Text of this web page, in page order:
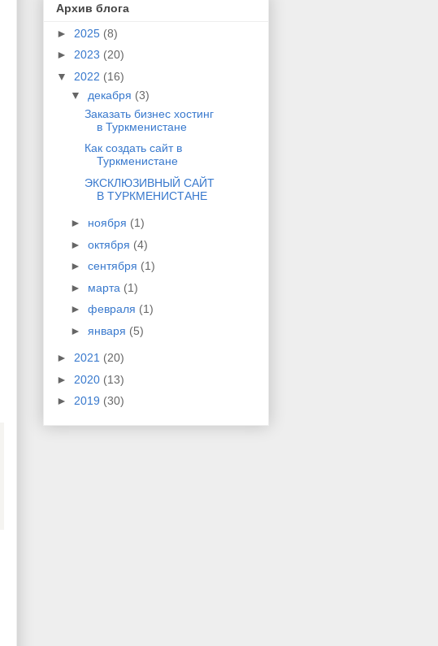
Архив блога
► 2025 (8)
► 2023 (20)
▼ 2022 (16)
▼ декабря (3)
Заказать бизнес хостинг
в Туркменистане
Как создать сайт в
Туркменистане
ЭКСКЛЮЗИВНЫЙ САЙТ
В ТУРКМЕНИСТАНЕ
► ноября (1)
► октября (4)
► сентября (1)
► марта (1)
► февраля (1)
► января (5)
► 2021 (20)
► 2020 (13)
► 2019 (30)